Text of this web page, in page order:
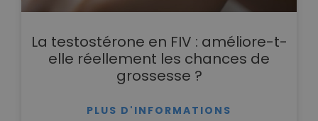
La testostérone en FIV : améliore-t-
elle réellement les chances de
grossesse ?
PLUS D'INFORMATIONS